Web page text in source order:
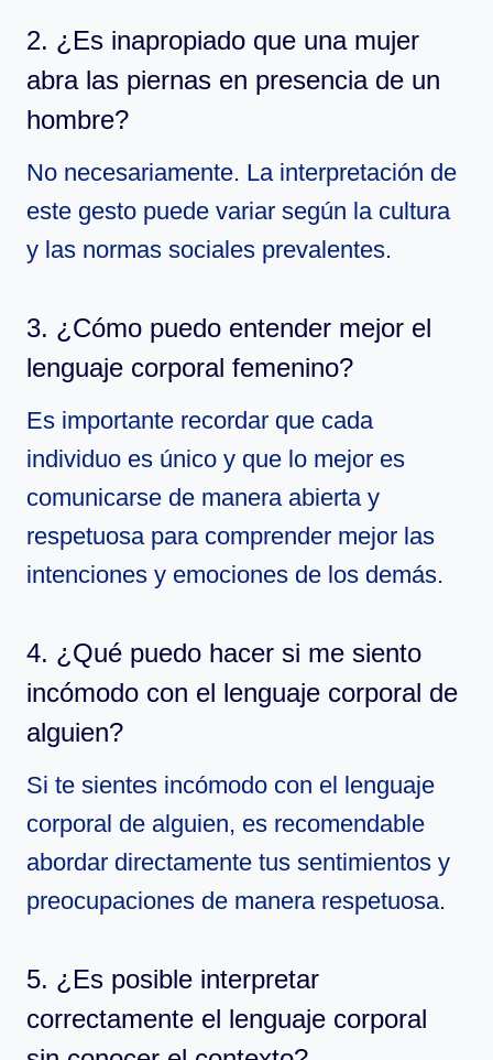
2. ¿Es inapropiado que una mujer
abra las piernas en presencia de un
hombre?
No necesariamente. La interpretación de
este gesto puede variar según la cultura
y las normas sociales prevalentes.
3. ¿Cómo puedo entender mejor el
lenguaje corporal femenino?
Es importante recordar que cada
individuo es único y que lo mejor es
comunicarse de manera abierta y
respetuosa para comprender mejor las
intenciones y emociones de los demás.
4. ¿Qué puedo hacer si me siento
incómodo con el lenguaje corporal de
alguien?
Si te sientes incómodo con el lenguaje
corporal de alguien, es recomendable
abordar directamente tus sentimientos y
preocupaciones de manera respetuosa.
5. ¿Es posible interpretar
correctamente el lenguaje corporal